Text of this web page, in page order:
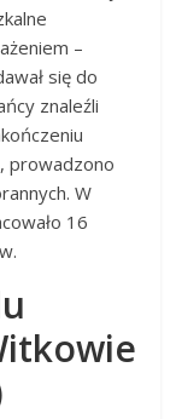
–
się do
znaleźli
prowadzono
W
16